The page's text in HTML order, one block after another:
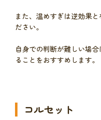
また、温めすぎは逆効果
ださい。
自身での判断が難しい場
ることをおすすめします。
コルセット